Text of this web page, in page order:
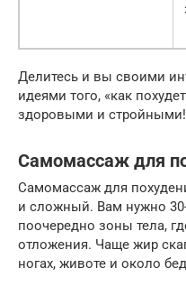
Делитесь и вы своими
идеями того, «как
здоровыми и стройными!
Самомассаж для
Самомассаж для
и сложный. Вам нужно
поочередно зоны тела,
отложения. Чаще жир
ногах, животе и около